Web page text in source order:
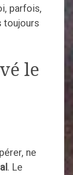
parfois,
toujours
le
ne
. Le